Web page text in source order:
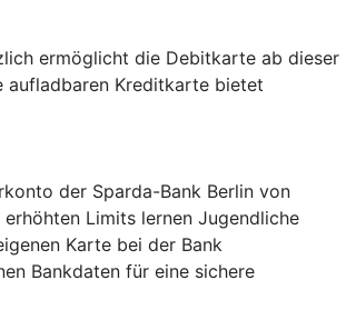
ermöglicht die Debitkarte ab dieser
aufladbaren Kreditkarte bietet
der Sparda-Bank Berlin von
Limits lernen Jugendliche
Karte bei der Bank
Bankdaten für eine sichere